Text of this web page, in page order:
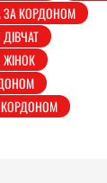
ЗА КОРДОНОМ
КОРДОНОМ